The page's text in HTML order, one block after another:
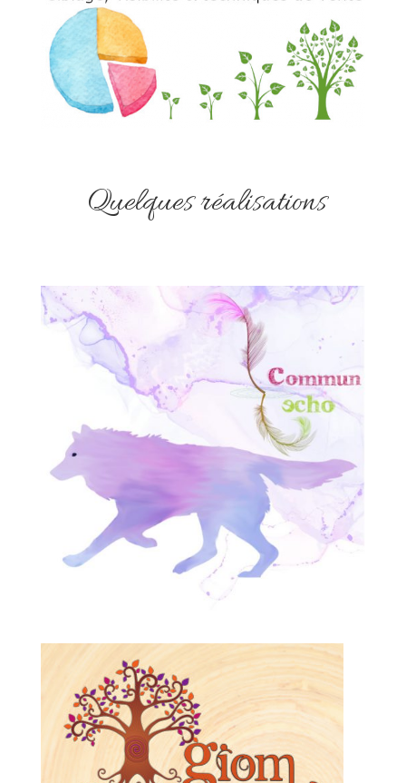
Quelques réalisations